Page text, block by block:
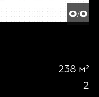
0/0
238 м²
2